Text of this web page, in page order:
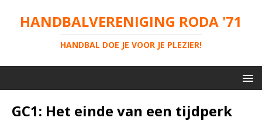
HANDBALVERENIGING RODA '71
HANDBAL DOE JE VOOR JE PLEZIER!
GC1: Het einde van een tijdperk